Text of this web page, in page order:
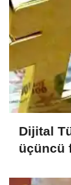
Dijital
üçüncü